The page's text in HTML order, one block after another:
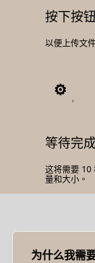
按下按
以便上传文
3
等待完成
这将需要 10
量和大小。
为什么我需